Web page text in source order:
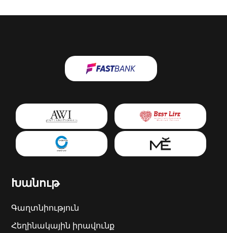
Խանութ
Գաղտնիություն
Հեղինակային իրավունք